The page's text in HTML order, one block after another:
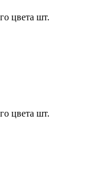
цвета шт.
цвета шт.